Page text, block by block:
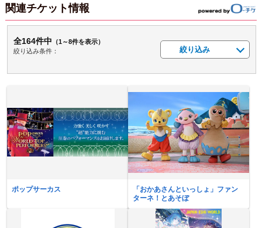
関連チケット情報
全164件中 （1～8件を表示）
絞り込み条件：
絞り込み
ポップサーカス
「おかあさんといっしょ」ファン
ターネ！とあそぼ